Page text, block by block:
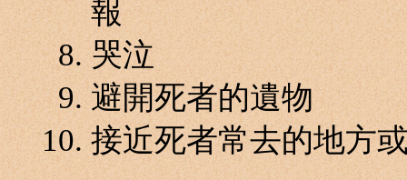
報
哭泣
避開死者的遺物
接近死者常去的地方